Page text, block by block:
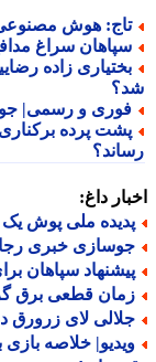
هوش مصنوعی
سراغ مدافع
زاده
و رسمی| جواد
پرده برکناری
داغ:
ملی پوش یک
خبری
سپاهان برای جذب 2 بازیکن
قطعی برق گرگان امروز
لای زرورق